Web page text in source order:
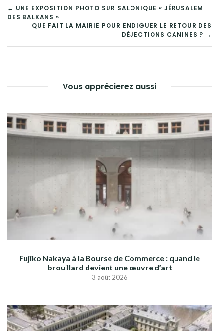
NAVIGATION
L’ARTICLE
← UNE EXPOSITION PHOTO SUR SALONIQUE « JÉRUSALEM
DES BALKANS »
QUE FAIT LA MAIRIE POUR ENDIGUER LE RETOUR DES
DÉJECTIONS CANINES ? →
Vous apprécierez aussi
Fujiko Nakaya à la Bourse de Commerce : quand le
brouillard devient une œuvre d’art
3 août 2026